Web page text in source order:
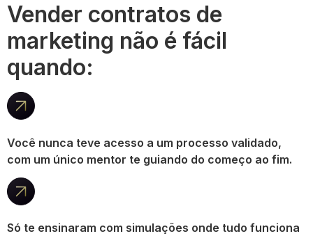
Vender contratos de
marketing não é fácil
quando:
Você nunca teve acesso a um processo validado,
com um único mentor te guiando do começo ao fim.
Só te ensinaram com simulações onde tudo funciona